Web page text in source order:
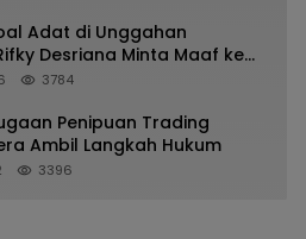
Adat di Unggahan
Desriana Minta Maaf ke
Kubar
3784
Penipuan Trading
Ambil Langkah Hukum
3396